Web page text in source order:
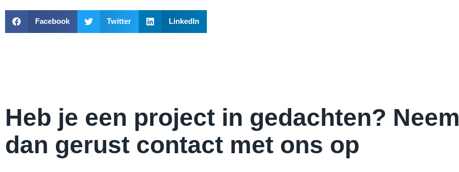
voor maatwerk. We kunnen samen een volledig uniek product ontwerpen dat perfect aansluit bij jouw wensen en je
bedrijf.Facebook Twitter LinkedIn
Heb je een project in gedachten? Neem
dan gerust contact met ons op